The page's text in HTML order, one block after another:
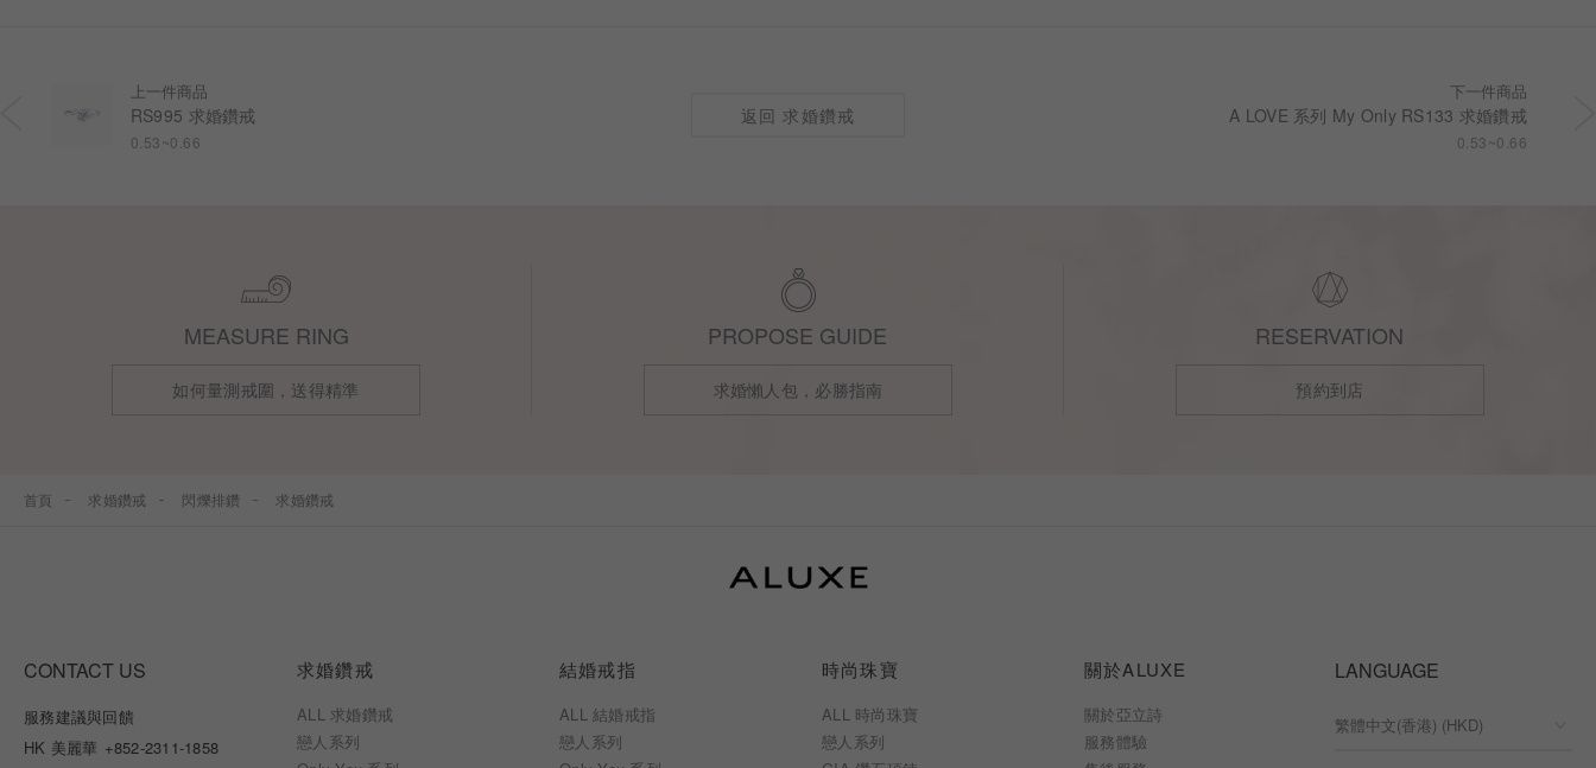
上一件商品
RS995 求婚鑽戒
0.53~0.66
下一件商品
A LOVE 系列 My Only RS133 求婚鑽戒
0.53~0.66
返回 求婚鑽戒
MEASURE RING
如何量測戒圍，送得精準
PROPOSE GUIDE
求婚懶人包，必勝指南
RESERVATION
預約到店
首頁 求婚鑽戒 閃爍排鑽 求婚鑽戒
CONTACT US
服務建議與回饋
HK 美麗華 +852-2311-1858
求婚鑽戒
ALL 求婚鑽戒
戀人系列
結婚戒指
ALL 結婚戒指
戀人系列
時尚珠寶
ALL 時尚珠寶
戀人系列
關於ALUXE
關於亞立詩
服務體驗
LANGUAGE